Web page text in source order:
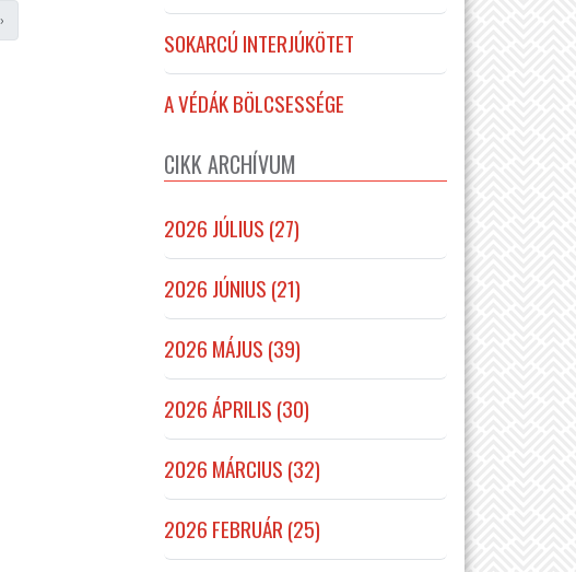
›
SOKARCÚ INTERJÚKÖTET
A VÉDÁK BÖLCSESSÉGE
CIKK ARCHÍVUM
2026 JÚLIUS (27)
2026 JÚNIUS (21)
2026 MÁJUS (39)
2026 ÁPRILIS (30)
2026 MÁRCIUS (32)
2026 FEBRUÁR (25)